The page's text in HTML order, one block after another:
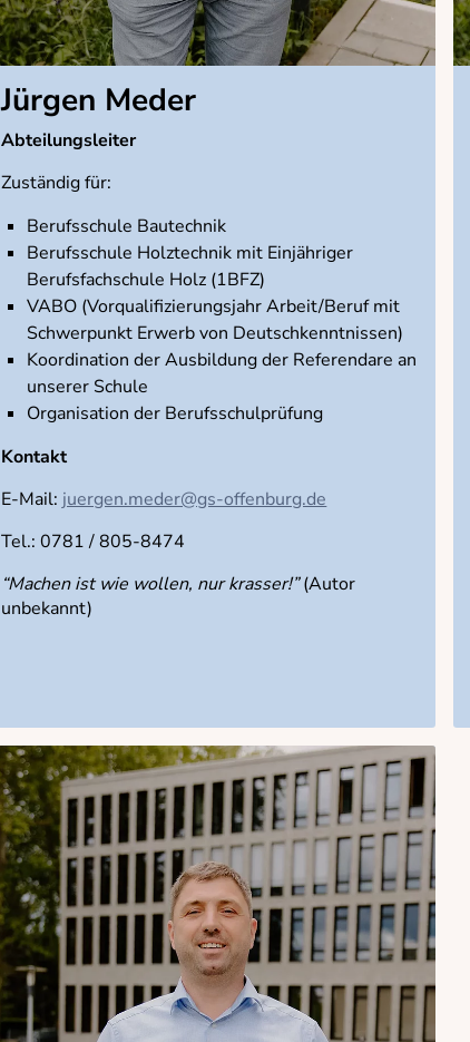
Jürgen Meder
Abteilungsleiter
Zuständig für:
Berufsschule Bautechnik
Berufsschule Holztechnik mit Einjähriger
Berufsfachschule Holz (1BFZ)
VABO (Vorqualifizierungsjahr Arbeit/Beruf mit
Schwerpunkt Erwerb von Deutschkenntnissen)
Koordination der Ausbildung der Referendare an
unserer Schule
Organisation der Berufsschulprüfung
Kontakt
E-Mail: juergen.meder@gs-offenburg.de
Tel.: 0781 / 805-8474
“Machen ist wie wollen, nur krasser!”(Autor
unbekannt)